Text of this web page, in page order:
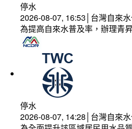
停水
2026-08-07, 16:53│台灣自來
為提高自來水普及率，辦理青
停水
2026-08-07, 14:28│台灣自來